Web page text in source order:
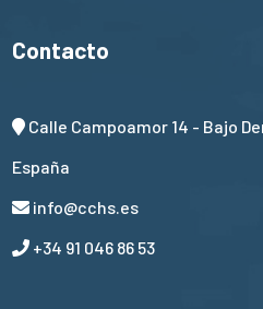
Contacto
Calle Campoamor 14 - Bajo
España
info@cchs.es
+34 91 046 86 53